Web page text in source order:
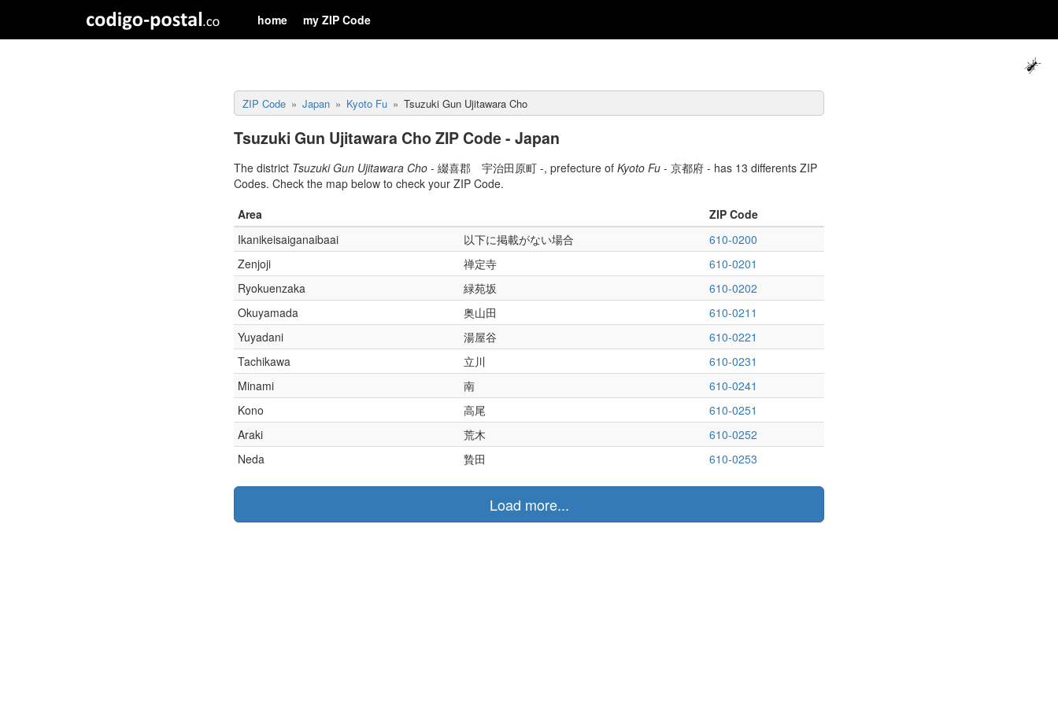
home my ZIP Code
ZIP Code Japan Kyoto Fu Tsuzuki Gun Ujitawara Cho
Tsuzuki Gun Ujitawara Cho ZIP Code - Japan
The district Tsuzuki Gun Ujitawara Cho - 綴喜郡 宇治田原町 -, prefecture of Kyoto Fu - 京都府 - has 13 differents ZIP
Codes. Check the map below to check your ZIP Code.
Area
ZIP Code
Ikanikeisaiganaibaai
以下に掲載がない場合
610-0200
Zenjoji
禅定寺
610-0201
Ryokuenzaka
緑苑坂
610-0202
Okuyamada
奥山田
610-0211
Yuyadani
湯屋谷
610-0221
Tachikawa
立川
610-0231
Minami
南
610-0241
Kono
高尾
610-0251
Araki
荒木
610-0252
Neda
贄田 610-0253
Load more...